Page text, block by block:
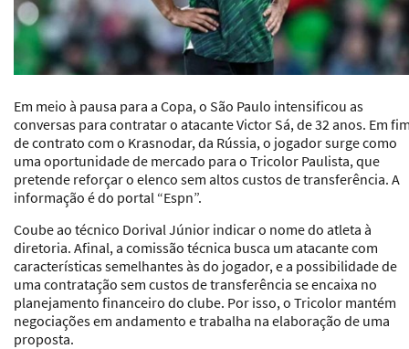
Em meio à pausa para a Copa, o São Paulo intensificou as
conversas para contratar o atacante Victor Sá, de 32 anos. Em
de contrato com o Krasnodar, da Rússia, o jogador surge como
uma oportunidade de mercado para o Tricolor Paulista, que
pretende reforçar o elenco sem altos custos de transferência. A
informação é do portal “Espn”.
Coube ao técnico Dorival Júnior indicar o nome do atleta à
diretoria. Afinal, a comissão técnica busca um atacante com
características semelhantes às do jogador, e a possibilidade de
uma contratação sem custos de transferência se encaixa no
planejamento financeiro do clube. Por isso, o Tricolor mantém
negociações em andamento e trabalha na elaboração de uma
proposta.